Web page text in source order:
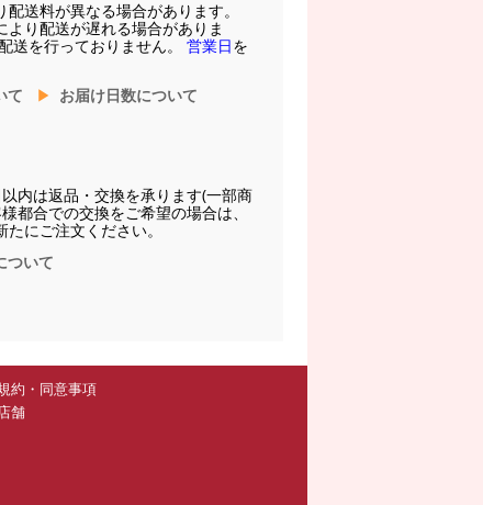
送料が異なる場合があります。
より配送が遅れる場合がありま
送を行っておりません。 営業日を
て
お届け日数について
内は返品・交換を承ります(一部商
都合での交換をご希望の場合は、
にご注文ください。
ついて
約・同意事項
店舗